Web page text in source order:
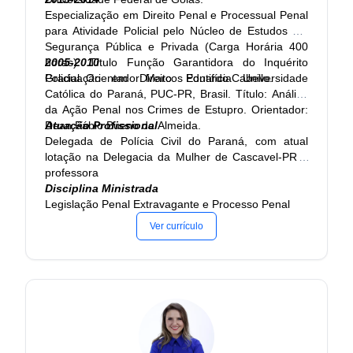
2001 - 2005
Graduação em Direito. Universidade Paranaense,
UNIPAR, Umuarama, Brasil Título: Responsabilidade
Civil, Ano de obtenção: 2005 Orientador: Sergio
Tadeu Covre Martinez
1990 - 1993
Graduação em Administração. Universidade Vale do
Rio Verde de Três Corações, UNINCOR, Tres
Coracoes, Brasil
Especialização em Direito Penal e Processual Penal
para Atividade Policial pelo Núcleo de Estudos em
Segurança Pública e Privada (Carga Horária 400
horas). Título Função Garantidora do Inquérito
Policial. Orientador: Marcos Eduardo Cabello.
2005-2010
Graduação em Direito. Pontifícia Universidade
Católica do Paraná, PUC-PR, Brasil. Título: Análise
da Ação Penal nos Crimes de Estupro. Orientador:
Dean Fábio Bueno de Almeida.
Atuação Profissional
Delegada de Polícia Civil do Paraná, com atual
lotação na Delegacia da Mulher de Cascavel-PR e
professora
Disciplina Ministrada
Legislação Penal Extravagante e Processo Penal
Ver currículo